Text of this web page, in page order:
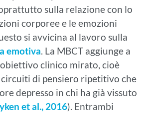
sulla relazione con lo
corporee e le emozioni
si avvicina al lavoro sulla
emotiva. La MBCT aggiunge a
clinico mirato, cioè
di pensiero ripetitivo che
depresso in chi ha già vissuto
et al., 2016). Entrambi